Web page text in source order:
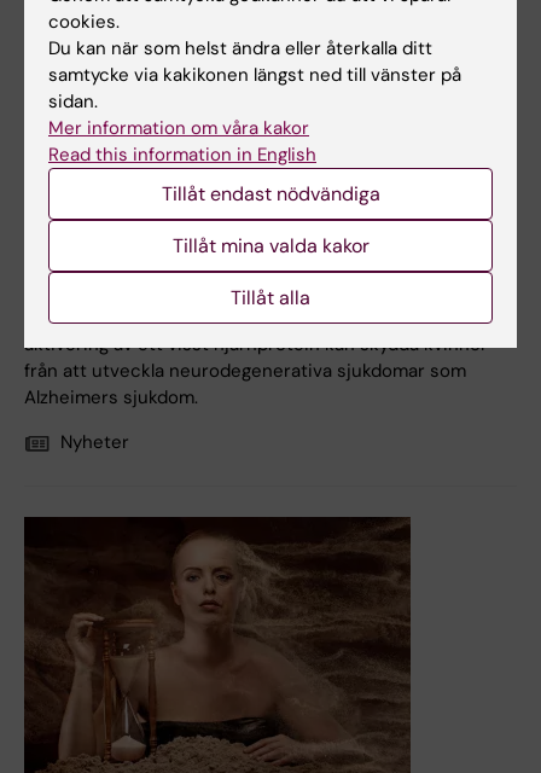
25 jan 2024
Proteinaktivering i hjärnan kan skydda kvinnor mot
alzheimer
En ny studie vid Karolinska Institutet tyder på att
aktivering av ett visst hjärnprotein kan skydda kvinnor
från att utveckla neurodegenerativa sjukdomar som
Alzheimers sjukdom.
Nyheter
cookies.
Du kan när som helst ändra eller återkalla ditt
samtycke via kakikonen längst ned till vänster på
sidan.
Mer information om våra kakor
Read this information in English
Tillåt endast nödvändiga
Tillåt mina valda kakor
Tillåt alla